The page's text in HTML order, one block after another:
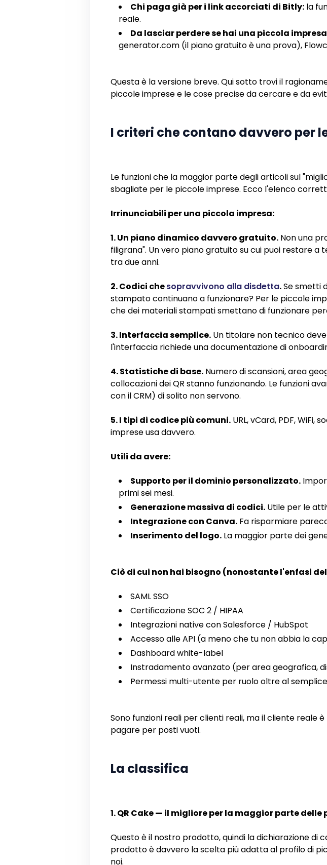
Chi paga già per i link accorciati di Bitly:la
reale.
Da lasciar perdere se hai una piccola
generator.com (il piano gratuito è una prova),
Questa è la versione breve. Qui sotto trovi il
piccole imprese e le cose precise da cercare e da
I criteri che contano davvero per
Le funzioni che la maggior parte degli articoli sul
sbagliate per le piccole imprese. Ecco l'elenco
Irrinunciabili per una piccola impresa:
1. Un piano dinamico davvero gratuito.Non una
filigrana". Un vero piano gratuito su cui puoi restare
tra due anni.
2. Codici chesopravvivono alla disdetta.Se smetti
stampato continuano a funzionare? Per le piccole
che dei materiali stampati smettano di funzionare
3. Interfaccia semplice.Un titolare non tecnico deve
l'interfaccia richiede una documentazione di
4. Statistiche di base.Numero di scansioni, area
collocazioni dei QR stanno funzionando. Le funzioni
con il CRM) di solito non servono.
5. I tipi di codice più comuni.URL, vCard, PDF,
imprese usa davvero.
Utili da avere:
Supporto per il dominio personalizzato.
primi sei mesi.
Generazione massiva di codici.Utile per le
Integrazione con Canva.Fa risparmiare
Inserimento del logo.La maggior parte dei
Ciò di cui non hai bisogno (nonostante l'enfasi
SAML SSO
Certificazione SOC 2 / HIPAA
Integrazioni native con Salesforce / HubSpot
Accesso alle API (a meno che tu non abbia la
Dashboard white-label
Instradamento avanzato (per area geografica,
Permessi multi-utente per ruolo oltre al
Sono funzioni reali per clienti reali, ma il cliente reale
pagare per posti vuoti.
La classifica
1. QR Cake — il migliore per la maggior parte delle
Questo è il nostro prodotto, quindi la dichiarazione di
prodotto è davvero la scelta più adatta al profilo di
noi.